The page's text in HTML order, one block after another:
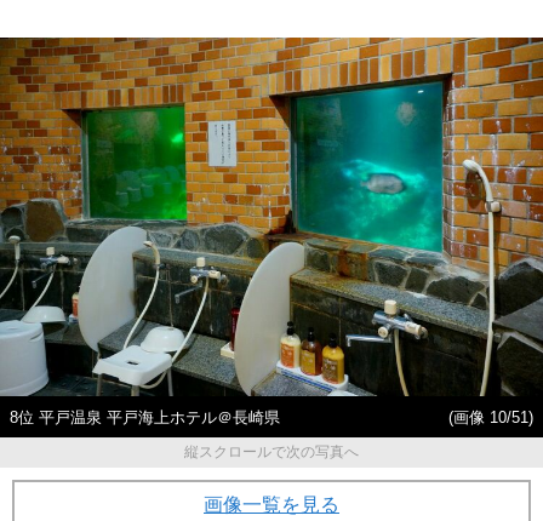
8位 平戸温泉 平戸海上ホテル＠長崎県
(画像 10/51)
縦スクロールで次の写真へ
画像一覧を見る